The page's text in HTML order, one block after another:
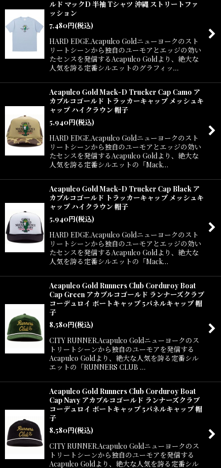
ルド マックD 半袖 Tシャツ 沖縄 ストリートファ
ッション
7,480円(税込)
HARD EDGE.Acapulco Goldニューヨークのスト
リートシーンから独自のユーモアとエッジの効い
たセンスを発信するAcapulco Goldより、絶大な
人気を誇る定番シルエットのグラフィッ…
Acapulco Gold Mack-D Trucker Cap Camo ア
カプルコゴールド トラッカーキャップ メッシュキ
ャップ ハイクラウン 帽子
5,940円(税込)
HARD EDGE.Acapulco Goldニューヨークのスト
リートシーンから独自のユーモアとエッジの効い
たセンスを発信するAcapulco Goldより、絶大な
人気を誇る定番シルエットの「Mack…
Acapulco Gold Mack-D Trucker Cap Black ア
カプルコゴールド トラッカーキャップ メッシュキ
ャップ ハイクラウン 帽子
5,940円(税込)
HARD EDGE.Acapulco Goldニューヨークのスト
リートシーンから独自のユーモアとエッジの効い
たセンスを発信するAcapulco Goldより、絶大な
人気を誇る定番シルエットの「Mack…
Acapulco Gold Runners Club Corduroy Boat
Cap Green アカプルコゴールド ランナーズクラブ
コーデュロイ ボートキャップ 5パネルキャップ 帽
子
8,580円(税込)
CITY RUNNER.Acapulco Goldニューヨークのス
トリートシーンから独自のユーモアを発信する
Acapulco Goldより、絶大な人気を誇る定番シル
エットの「RUNNERS CLUB …
Acapulco Gold Runners Club Corduroy Boat
Cap Navy アカプルコゴールド ランナーズクラブ
コーデュロイ ボートキャップ 5パネルキャップ 帽
子
8,580円(税込)
CITY RUNNER.Acapulco Goldニューヨークのス
トリートシーンから独自のユーモアを発信する
Acapulco Goldより、絶大な人気を誇る定番シル